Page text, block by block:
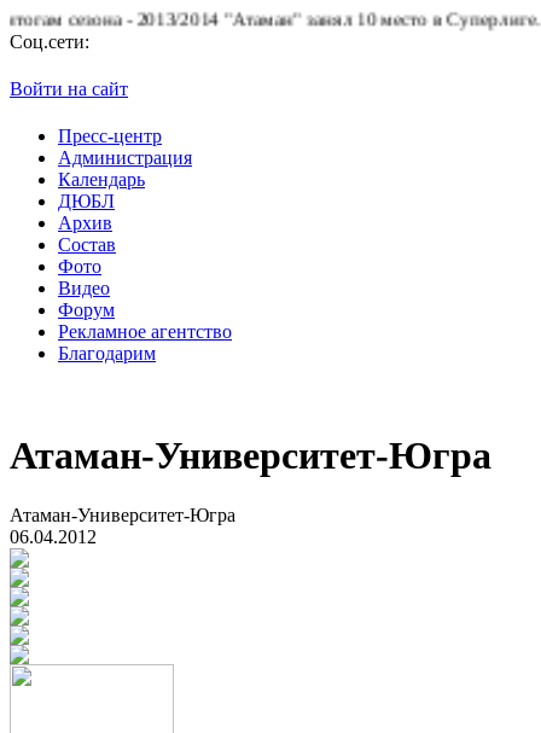
- 2013/2014 "Атаман" занял 10 место в Суперлиге.БК
Соц.сети:
Войти на сайт
Пресс-центр
Администрация
Календарь
ДЮБЛ
Архив
Состав
Фото
Видео
Форум
Рекламное агентство
Благодарим
Атаман-Университет-Югра
Атаман-Университет-Югра
06.04.2012